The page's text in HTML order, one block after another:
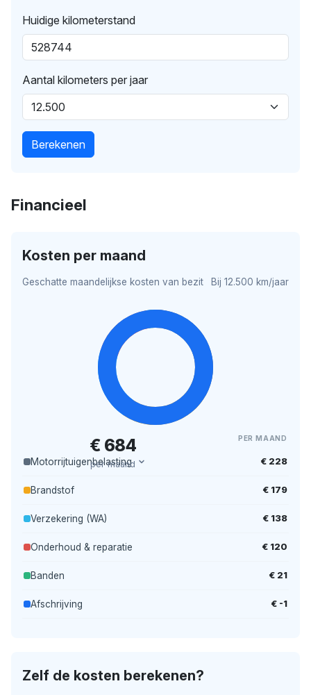
Huidige kilometerstand
Aantal kilometers per jaar
Berekenen
Financieel
Kosten per maand
Geschatte maandelijkse kosten van bezit Bij 12.500 km/jaar
€ 684
per maand
PER MAAND
Motorrijtuigenbelasting € 228
Brandstof € 179
Verzekering (WA) € 138
Onderhoud & reparatie € 120
Banden € 21
Afschrijving € -1
Zelf de kosten berekenen?